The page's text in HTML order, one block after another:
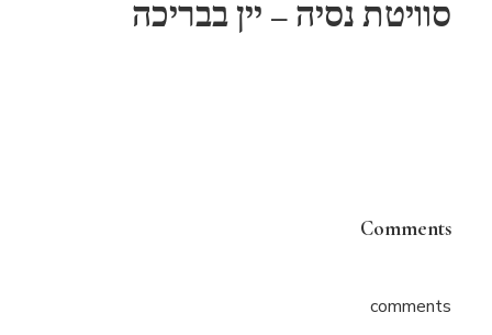
סוויטת נסיה – יין בבריכה
Comments
comments